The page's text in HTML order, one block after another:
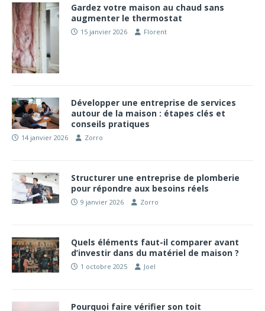
Gardez votre maison au chaud sans
augmenter le thermostat
15 janvier 2026 Florent
Développer une entreprise de services
autour de la maison : étapes clés et
conseils pratiques
14 janvier 2026 Zorro
Structurer une entreprise de plomberie
pour répondre aux besoins réels
9 janvier 2026 Zorro
Quels éléments faut-il comparer avant
d’investir dans du matériel de maison ?
1 octobre 2025 Joel
Pourquoi faire vérifier son toit